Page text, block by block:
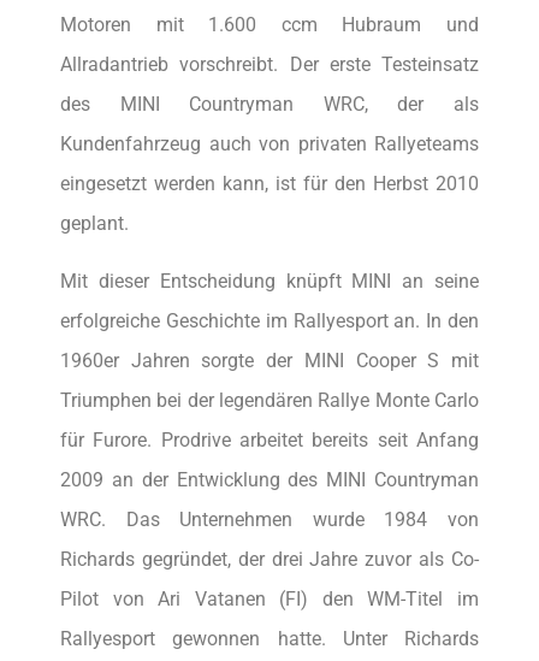
Motoren mit 1.600 ccm Hubraum und
Allradantrieb vorschreibt. Der erste Testeinsatz
des MINI Countryman WRC, der als
Kundenfahrzeug auch von privaten Rallyeteams
eingesetzt werden kann, ist für den Herbst 2010
geplant.
Mit dieser Entscheidung knüpft MINI an seine
erfolgreiche Geschichte im Rallyesport an. In den
1960er Jahren sorgte der MINI Cooper S mit
Triumphen bei der legendären Rallye Monte Carlo
für Furore. Prodrive arbeitet bereits seit Anfang
2009 an der Entwicklung des MINI Countryman
WRC. Das Unternehmen wurde 1984 von
Richards gegründet, der drei Jahre zuvor als Co-
Pilot von Ari Vatanen (FI) den WM-Titel im
Rallyesport gewonnen hatte. Unter Richards